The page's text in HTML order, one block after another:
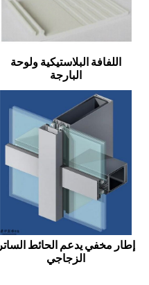
اللفافة البلاستيكية ولوحة
البارجة
إطار مخفي يدعم الحائط الساتر
الزجاجي